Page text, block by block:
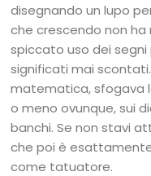
disegnando un lupo
che crescendo non
spiccato uso dei
significati mai
matematica, sfogava
o meno ovunque, sui
banchi. Se non stavi
che poi è
come tatuatore.